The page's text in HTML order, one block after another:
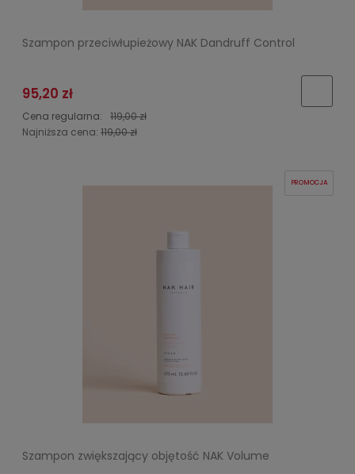
Szampon przeciwłupieżowy NAK Dandruff Control
95,20 zł
Cena regularna:
119,00 zł
Najniższa cena: 119,00 zł
Szampon zwiększający objętość NAK Volume
PROMOCJA